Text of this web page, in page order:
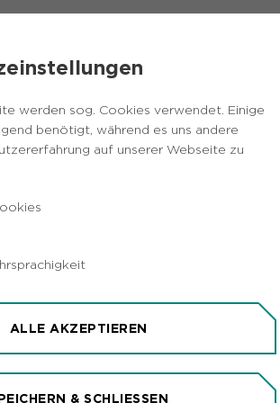
werden sog. Cookies verwendet. Einige
benötigt, während es uns andere
auf unserer Webseite zu
ALLE AKZEPTIEREN
& SCHLIESSEN